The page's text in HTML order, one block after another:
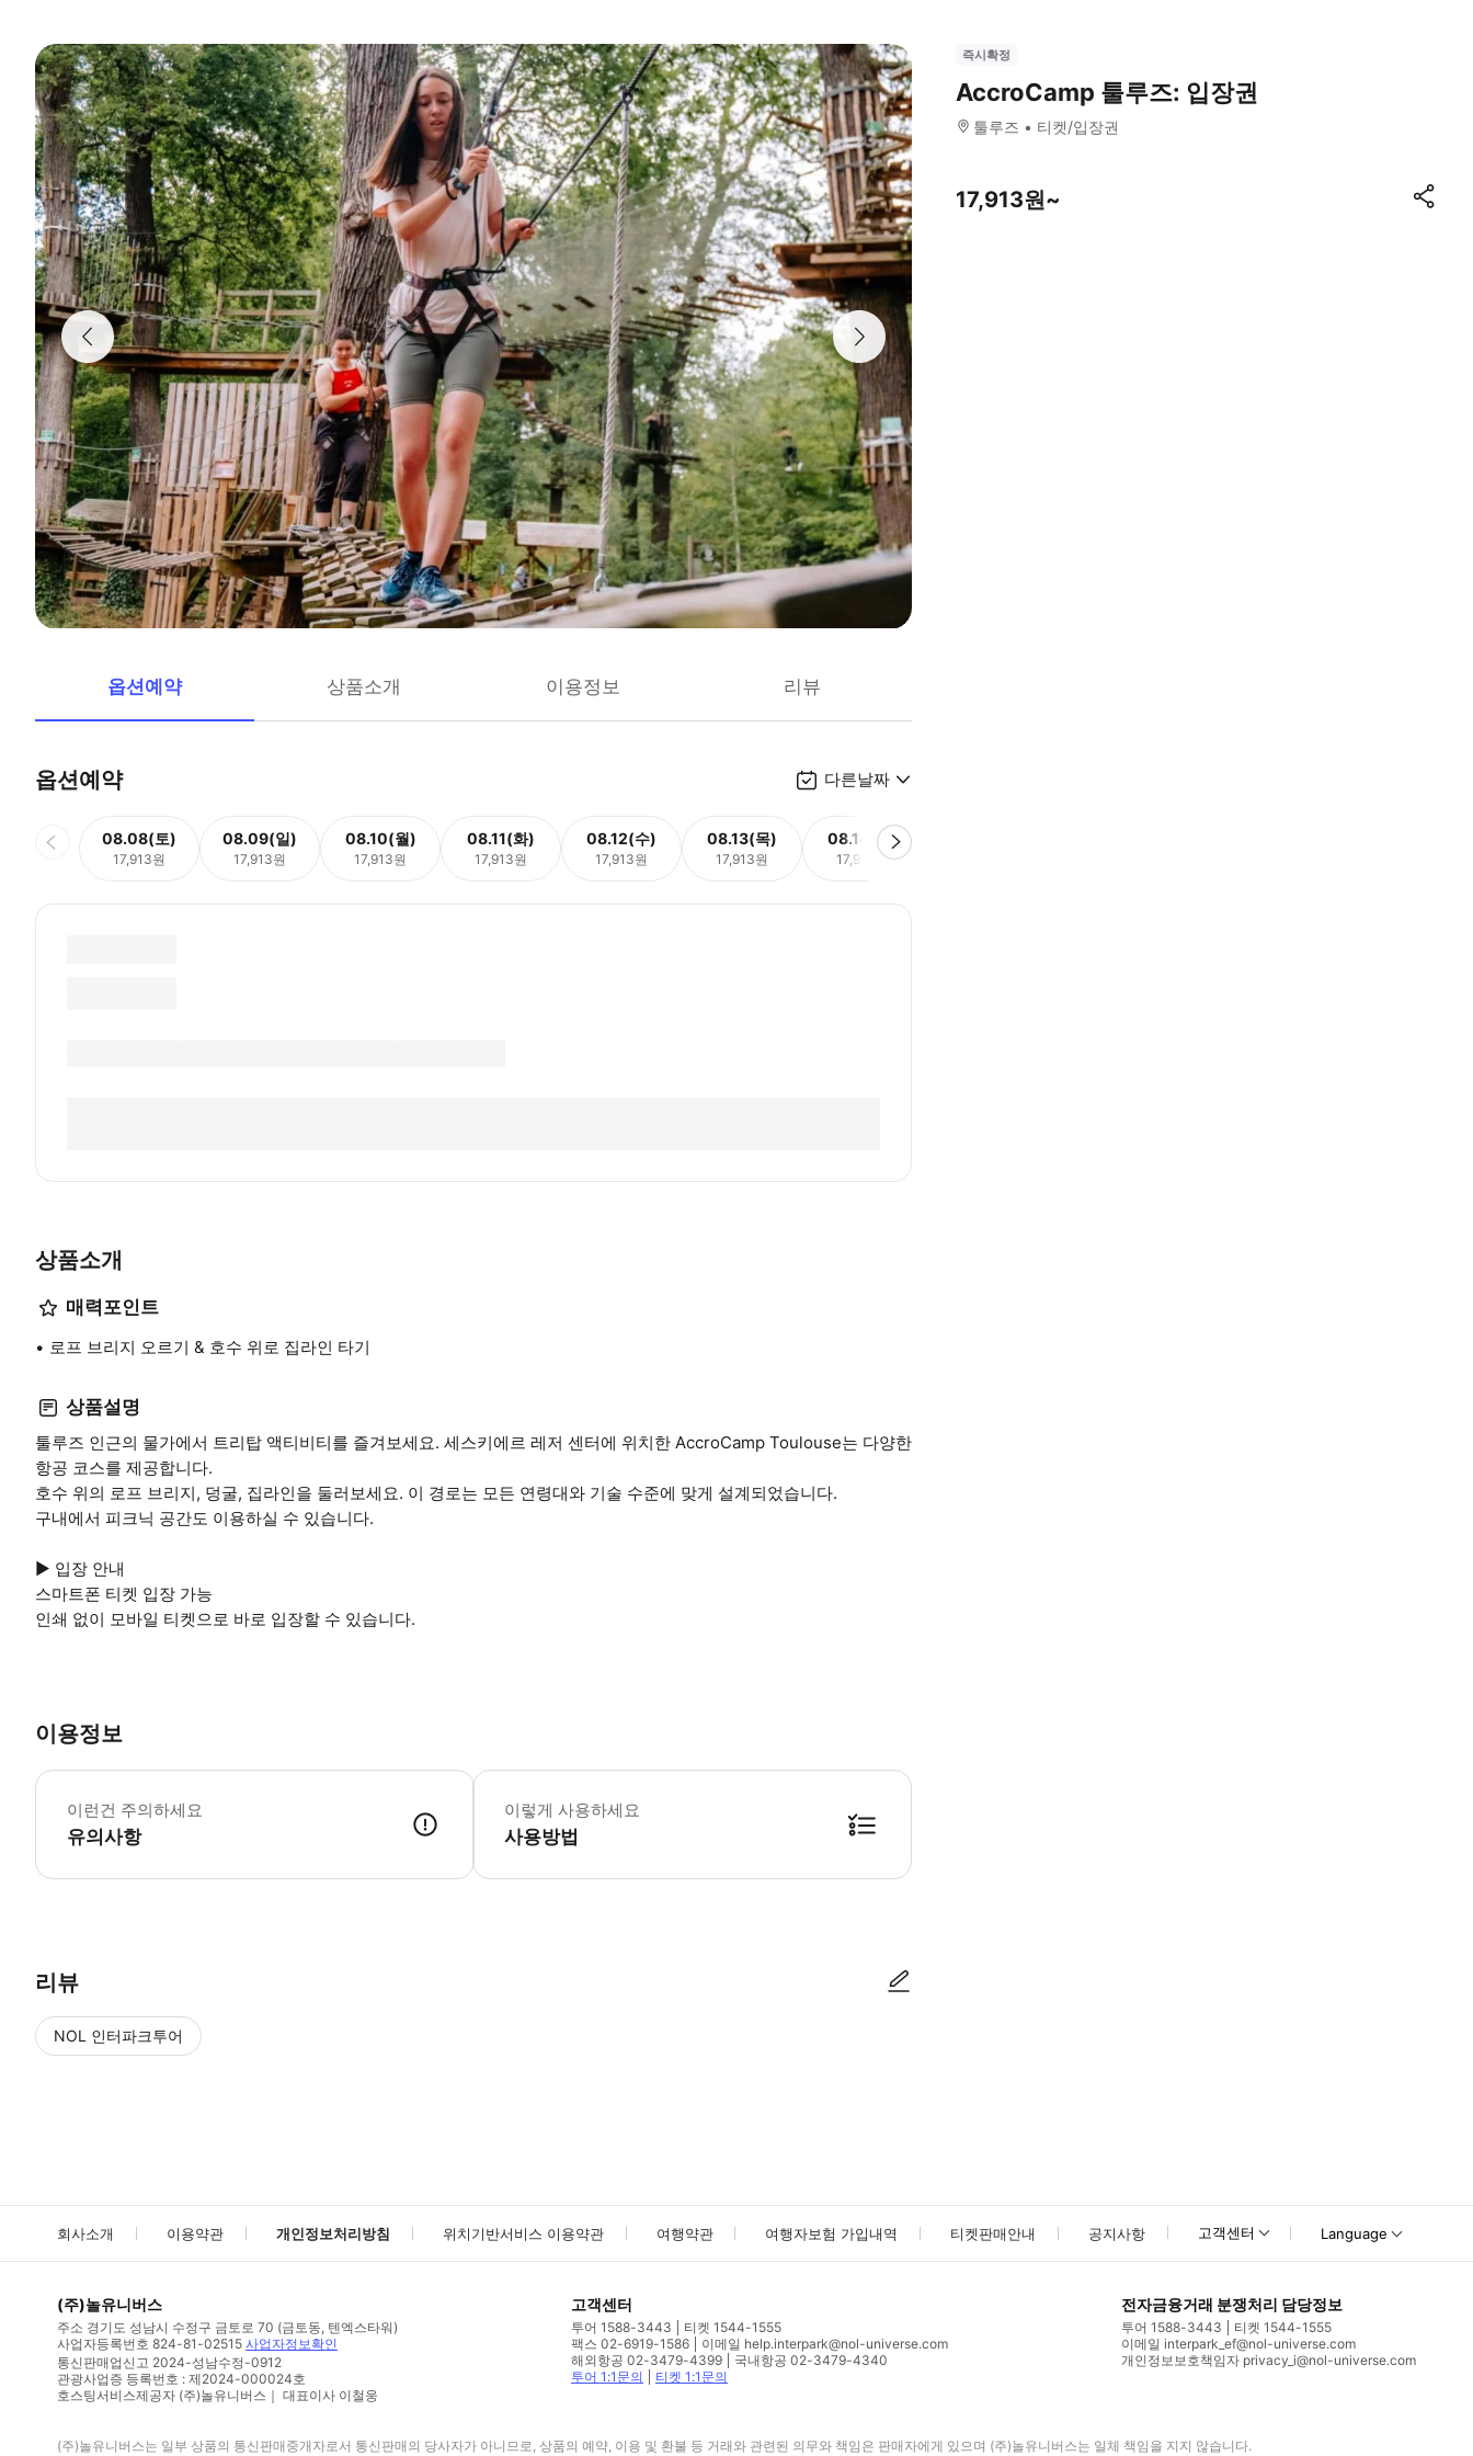
옵션예약 상품소개 이용정보 리뷰
옵션예약 다른날짜
08.08(토)
17,913원
08.09(일)
17,913원
08.10(월)
17,913원
08.11(화)
17,913원
08.12(수)
17,913원
08.13(목)
17,913원
08.14(금)
17,913원
상품소개
매력포인트
로프 브리지 오르기 & 호수 위로 집라인 타기
상품설명
툴루즈 인근의 물가에서 트리탑 액티비티를 즐겨보세요. 세스키에르 레저 센터에 위치한 AccroCamp Toulouse는 다양한
항공 코스를 제공합니다.
호수 위의 로프 브리지, 덩굴, 집라인을 둘러보세요. 이 경로는 모든 연령대와 기술 수준에 맞게 설계되었습니다.
구내에서 피크닉 공간도 이용하실 수 있습니다.
▶ 입장 안내
스마트폰 티켓 입장 가능
인쇄 없이 모바일 티켓으로 바로 입장할 수 있습니다.
이용정보
이런건 주의하세요
유의사항
▶ 꼭 알아두세요 * 적절한 아웃도어 의류를 착용하세요. 발가락이 닫힌 신발은 필수입니다.
이렇게 사용하세요
사용방법
리뷰
NOL 인터파크투어
즉시확정
AccroCamp 툴루즈: 입장권
툴루즈 티켓/입장권
17,913원~
회사소개 이용약관 개인정보처리방침 위치기반서비스 이용약관 여행약관 여행자보험 가입내역 티켓판매안내 공지사항 고객센터 Language
(주)놀유니버스
주소 경기도 성남시 수정구 금토로 70 (금토동, 텐엑스타워)
사업자등록번호 824-81-02515 사업자정보확인
통신판매업신고 2024-성남수정-0912
관광사업증 등록번호 : 제2024-000024호
호스팅서비스제공자 (주)놀유니버스｜ 대표이사 이철웅
고객센터
투어 1588-3443
티켓 1544-1555
팩스 02-6919-1586
이메일 help.interpark@nol-universe.com
해외항공 02-3479-4399
국내항공 02-3479-4340
투어 1:1문의
티켓 1:1문의
전자금융거래 분쟁처리 담당정보
투어 1588-3443
티켓 1544-1555
이메일 interpark_ef@nol-universe.com
개인정보보호책임자 privacy_i@nol-universe.com
(주)놀유니버스는 일부 상품의 통신판매중개자로서 통신판매의 당사자가 아니므로, 상품의 예약, 이용 및 환불 등 거래와 관련된 의무와 책임은 판매자에게 있으며 (주)놀유니버스는 일체 책임을 지지 않습니다.